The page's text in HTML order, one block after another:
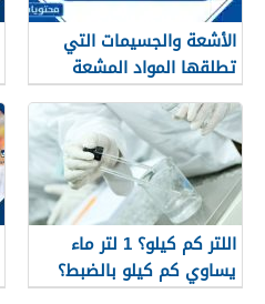
الأشعة والجسيمات التي
تطلقها المواد المشعة
اللتر كم كيلو؟ 1 لتر ماء
يساوي كم كيلو بالضبط؟